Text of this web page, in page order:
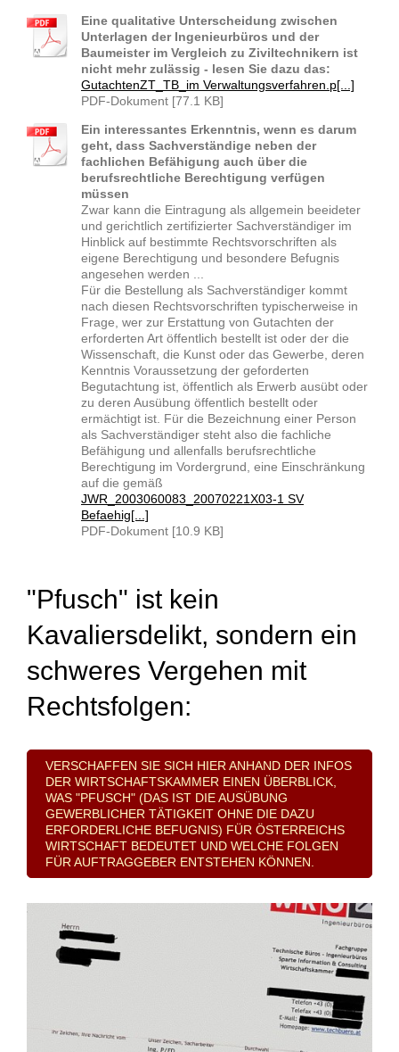
Eine qualitative Unterscheidung zwischen
Unterlagen der Ingenieurbüros und der
Baumeister im Vergleich zu Ziviltechnikern ist
nicht mehr zulässig - lesen Sie dazu das:
GutachtenZT_TB_im Verwaltungsverfahren.p[...]
PDF-Dokument [77.1 KB]
Ein interessantes Erkenntnis, wenn es darum
geht, dass Sachverständige neben der
fachlichen Befähigung auch über die
berufsrechtliche Berechtigung verfügen
müssen
Zwar kann die Eintragung als allgemein beeideter
und gerichtlich zertifizierter Sachverständiger im
Hinblick auf bestimmte Rechtsvorschriften als
eigene Berechtigung und besondere Befugnis
angesehen werden ...
Für die Bestellung als Sachverständiger kommt
nach diesen Rechtsvorschriften typischerweise in
Frage, wer zur Erstattung von Gutachten der
erforderten Art öffentlich bestellt ist oder der die
Wissenschaft, die Kunst oder das Gewerbe, deren
Kenntnis Voraussetzung der geforderten
Begutachtung ist, öffentlich als Erwerb ausübt oder
zu deren Ausübung öffentlich bestellt oder
ermächtigt ist. Für die Bezeichnung einer Person
als Sachverständiger steht also die fachliche
Befähigung und allenfalls berufsrechtliche
Berechtigung im Vordergrund, eine Einschränkung
auf die gemäß
JWR_2003060083_20070221X03-1 SV
Befaehig[...]
PDF-Dokument [10.9 KB]
"Pfusch" ist kein
Kavaliersdelikt, sondern ein
schweres Vergehen mit
Rechtsfolgen:
VERSCHAFFEN SIE SICH HIER ANHAND DER INFOS
DER WIRTSCHAFTSKAMMER EINEN ÜBERBLICK,
WAS "PFUSCH" (DAS IST DIE AUSÜBUNG
GEWERBLICHER TÄTIGKEIT OHNE DIE DAZU
ERFORDERLICHE BEFUGNIS) FÜR ÖSTERREICHS
WIRTSCHAFT BEDEUTET UND WELCHE FOLGEN
FÜR AUFTRAGGEBER ENTSTEHEN KÖNNEN.